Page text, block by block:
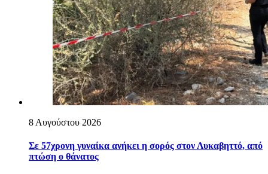
8 Αυγούστου 2026
Σε 57χρονη γυναίκα ανήκει η σορός στον Λυκαβηττό, από
πτώση ο θάνατος